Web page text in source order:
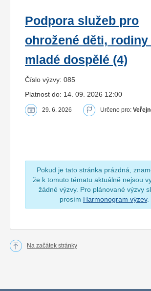
Podpora služeb pro
ohrožené děti, rodiny
mladé dospělé (4)
Číslo výzvy: 085
Platnost do: 14. 09. 2026 12:00
29. 6. 2026 Určeno pro:
Pokud je tato stránka prázdná,
že k tomuto tématu aktuálně nejsou
žádné výzvy. Pro plánované výzvy
prosím Harmonogram výzev.
Na začátek stránky